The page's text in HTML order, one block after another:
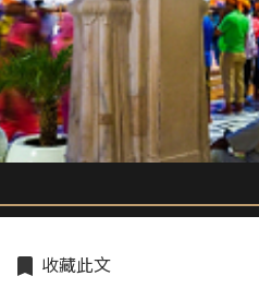
收藏此文